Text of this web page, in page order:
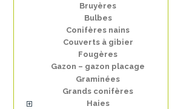
Bruyères
Bulbes
Conifères nains
Couverts à gibier
Fougères
Gazon – gazon placage
Graminées
Grands conifères
Haies